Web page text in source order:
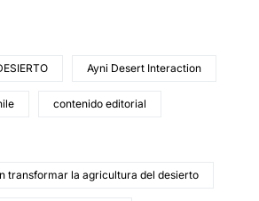
Ayni Desert Interaction
contenido editorial
transformar la agricultura del desierto